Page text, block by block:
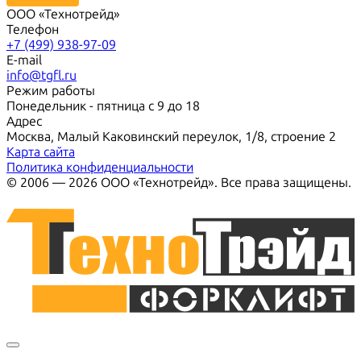
ООО «Технотрейд»
Телефон
+7 (499) 938-97-09
E-mail
info@tgfl.ru
Режим работы
Понедельник - пятница с 9 до 18
Адрес
Москва, Малый Каковинский переулок, 1/8, строение 2
Карта сайта
Политика конфиденциальности
© 2006 — 2026 ООО «Технотрейд». Все права защищены.